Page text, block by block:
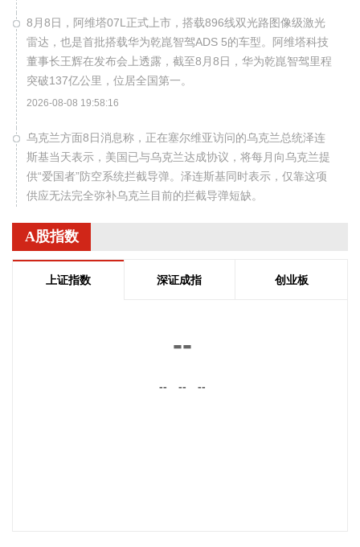
8月8日，阿维塔07L正式上市，搭载896线双光路图像级激光
雷达，也是首批搭载华为乾崑智驾ADS 5的车型。阿维塔科技
董事长王辉在发布会上透露，截至8月8日，华为乾崑智驾里程
突破137亿公里，位居全国第一。
2026-08-08 19:58:16
乌克兰方面8日消息称，正在塞尔维亚访问的乌克兰总统泽连
斯基当天表示，美国已与乌克兰达成协议，将每月向乌克兰提
供“爱国者”防空系统拦截导弹。泽连斯基同时表示，仅靠这项
供应无法完全弥补乌克兰目前的拦截导弹短缺。
据“星光股份”公众号消息，近日，星光股份成功中标龙星控股
总部泛光工程项目。
公司（简称“金科股份”）与重庆通用人工智能研究院在重庆正
落地不动产全场景智慧解决方案，合力打造重庆“人工智能+不
A股指数
上证指数 深证成指 创业板
--
-- -- --